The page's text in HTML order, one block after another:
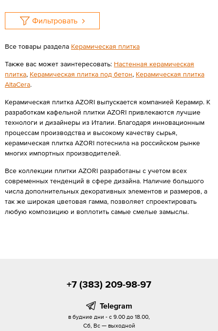
Фильтровать
Все товары раздела Керамическая плитка
Также вас может заинтересовать: Настенная керамическая
плитка, Керамическая плитка под бетон, Керамическая плитка
AltaCera.
Керамическая плитка AZORI выпускается компанией Керамир. К
разработкам кафельной плитки AZORI привлекаются лучшие
технологи и дизайнеры из Италии. Благодаря инновационным
процессам производства и высокому качеству сырья,
керамическая плитка AZORI потеснила на российском рынке
многих импортных производителей.
Все коллекции плитки AZORI разработаны с учетом всех
современных тенденций в сфере дизайна. Наличие большого
числа дополнительных декоративных элементов и размеров, а
так же широкая цветовая гамма, позволяет спроектировать
любую композицию и воплотить самые смелые замыслы.
+7 (383) 209-98-97
Telegram
в будние дни - с 9.00 до 18.00,
Сб, Вс — выходной